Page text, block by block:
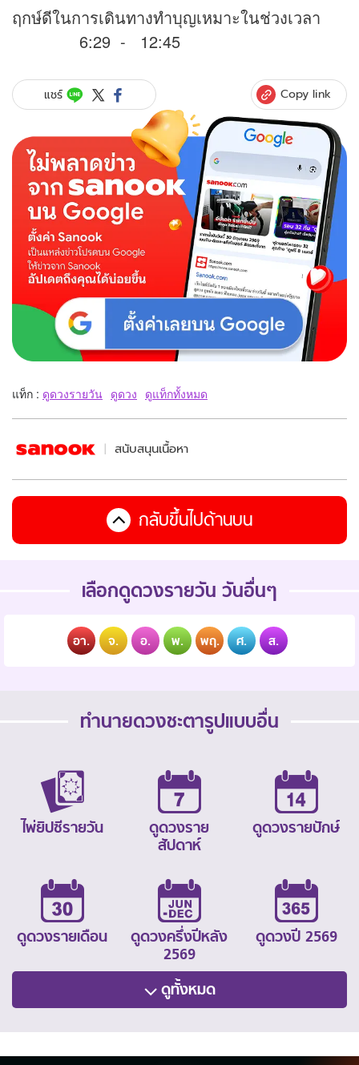
ฤกษ์ดีในการเดินทางทำบุญเหมาะในช่วงเวลา
6:29 - 12:45
แชร์ Copy link
แท็ก : ดูดวงรายวัน ดูดวง ดูแท็กทั้งหมด
สนับสนุนเนื้อหา
กลับขึ้นไปด้านบน
เลือกดูดวงรายวัน วันอื่นๆ
อา. จ. อ. พ. พฤ. ศ. ส.
ทำนายดวงชะตารูปแบบอื่น
ไพ่ยิปซีรายวัน
ดูดวงราย
สัปดาห์
ดูดวงรายปักษ์
ดูดวงรายเดือน
ดูดวงครึ่งปีหลัง
2569
ดูดวงปี 2569
ดูทั้งหมด